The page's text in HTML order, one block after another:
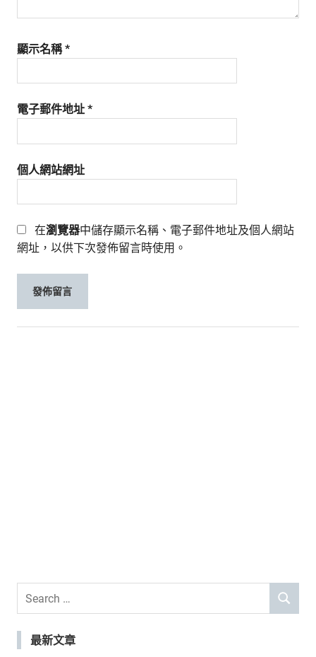
顯示名稱*
電子郵件地址 *
個人網站網址
在瀏覽器中儲存顯示名稱、電子郵件地址及個人網站
網址，以供下次發佈留言時使用。
Search
SEARCH
最新文章